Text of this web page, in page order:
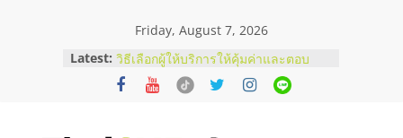
Friday, August 7, 2026
Latest: บริษัท Cybersecurity ในไทยที่ไหนดี?
วิธีเลือกผู้ให้บริการให้คุ้มค่าและตอบ
โจทย์ธุรกิจ